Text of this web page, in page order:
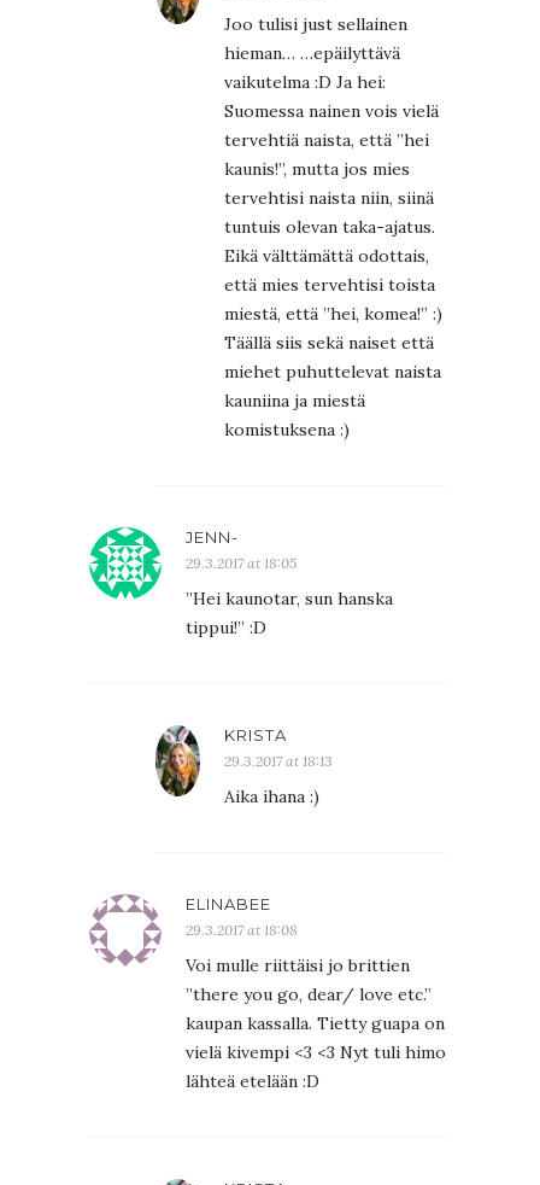
Joo tulisi just sellainen
hieman… …epäilyttävä
vaikutelma :D Ja hei:
Suomessa nainen vois vielä
tervehtiä naista, että ”hei
kaunis!”, mutta jos mies
tervehtisi naista niin, siinä
tuntuis olevan taka-ajatus.
Eikä välttämättä odottais,
että mies tervehtisi toista
miestä, että ”hei, komea!” :)
Täällä siis sekä naiset että
miehet puhuttelevat naista
kauniina ja miestä
komistuksena :)
JENN-
29.3.2017 at 18:05
”Hei kaunotar, sun hanska
tippui!” :D
KRISTA
29.3.2017 at 18:13
Aika ihana :)
ELINABEE
29.3.2017 at 18:08
Voi mulle riittäisi jo brittien
”there you go, dear/ love etc.”
kaupan kassalla. Tietty guapa on
vielä kivempi <3 <3 Nyt tuli himo
lähteä etelään :D